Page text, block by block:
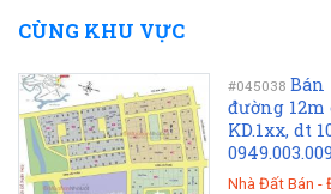
CÙNG KHU VỰC
#045038 Bán
đường
KD.1xx, dt
Nhà Đất Bán -